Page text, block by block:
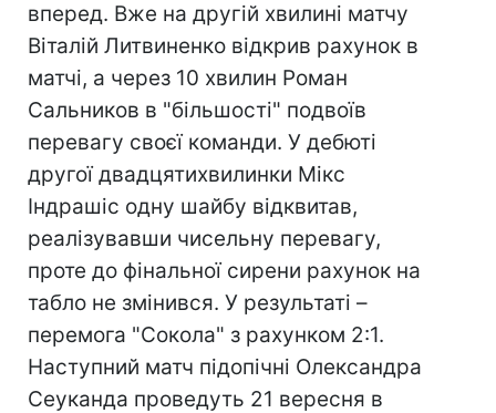
вперед. Вже на другій хвилині матчу
Віталій Литвиненко відкрив рахунок в
матчі, а через 10 хвилин Роман
Сальников в "більшості" подвоїв
перевагу своєї команди. У дебюті
другої двадцятихвилинки Мікс
Індрашіс одну шайбу відквитав,
реалізувавши чисельну перевагу,
проте до фінальної сирени рахунок на
табло не змінився. У результаті –
перемога "Сокола" з рахунком 2:1.
Наступний матч підопічні Олександра
Сеуканда проведуть 21 вересня в